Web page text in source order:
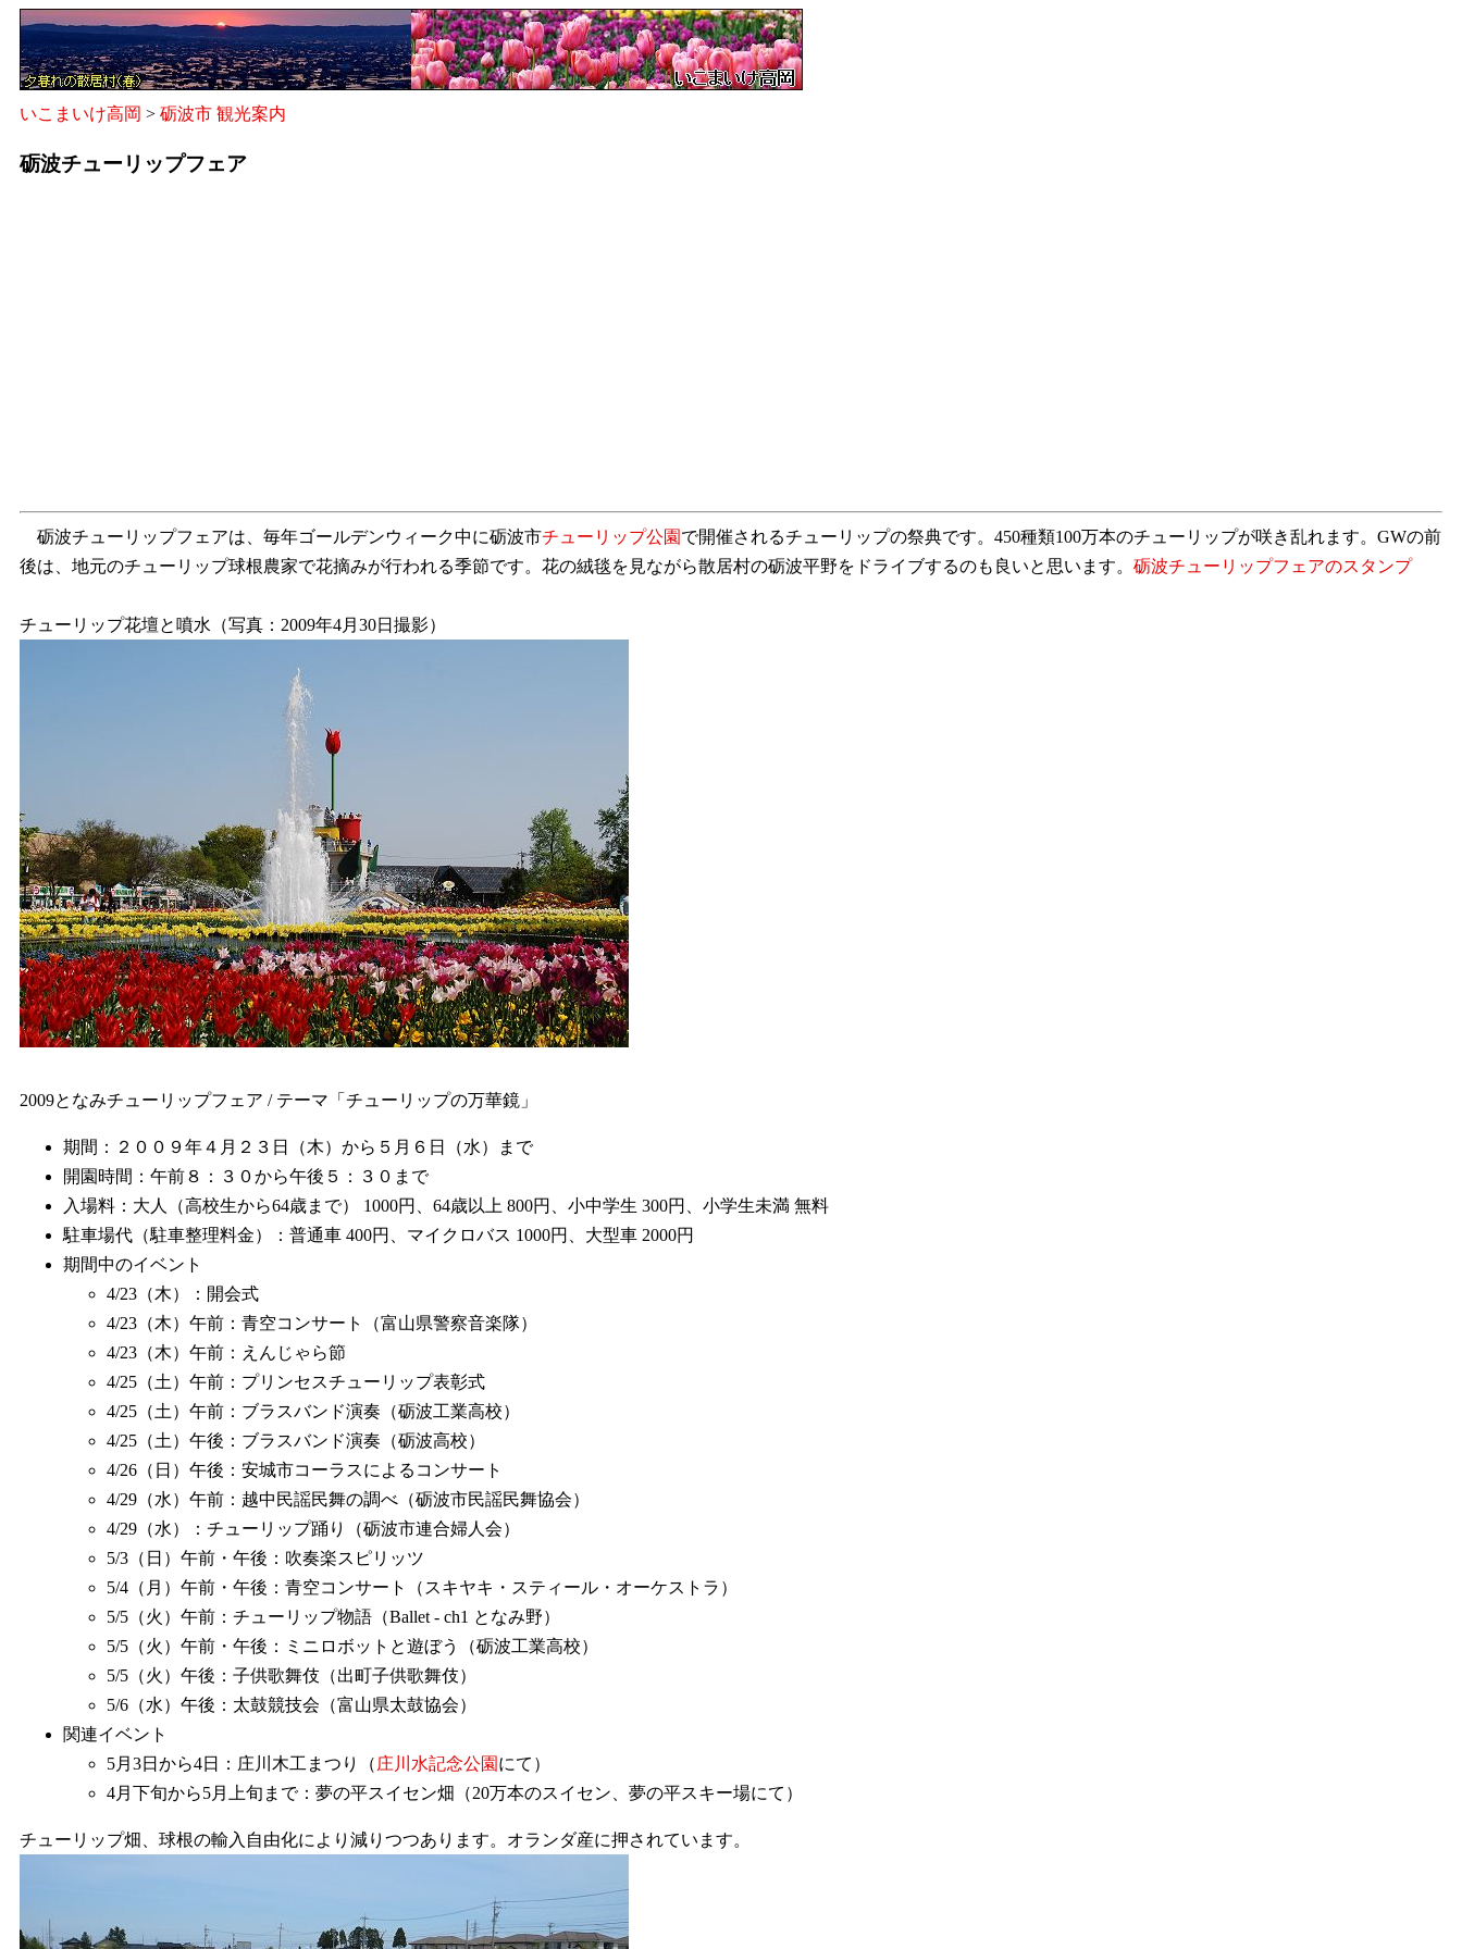
いこまいけ高岡 > 砺波市 観光案内
砺波チューリップフェア
砺波チューリップフェアは、毎年ゴールデンウィーク中に砺波市チューリップ公園 で開催されるチューリップの祭典です。450種類100万本のチューリップが咲き乱れます。GWの前
後は、地元のチューリップ球根農家で花摘みが行われる季節です。花の絨毯を見ながら散居村の砺波平野をドライブするのも良いと思います。 砺波チューリップフェアのスタンプ
チューリップ花壇と噴水（写真：2009年4月30日撮影）
2009となみチューリップフェア / テーマ「チューリップの万華鏡」
期間：２００９年４月２３日（木）から５月６日（水）まで
開園時間：午前８：３０から午後５：３０まで
入場料：大人（高校生から64歳まで） 1000円、64歳以上 800円、小中学生 300円、小学生未満 無料
駐車場代（駐車整理料金）：普通車 400円、マイクロバス 1000円、大型車 2000円
期間中のイベント
4/23（木）：開会式
4/23（木）午前：青空コンサート（富山県警察音楽隊）
4/23（木）午前：えんじゃら節
4/25（土）午前：プリンセスチューリップ表彰式
4/25（土）午前：ブラスバンド演奏（砺波工業高校）
4/25（土）午後：ブラスバンド演奏（砺波高校）
4/26（日）午後：安城市コーラスによるコンサート
4/29（水）午前：越中民謡民舞の調べ（砺波市民謡民舞協会）
4/29（水）：チューリップ踊り（砺波市連合婦人会）
5/3（日）午前・午後：吹奏楽スピリッツ
5/4（月）午前・午後：青空コンサート（スキヤキ・スティール・オーケストラ）
5/5（火）午前：チューリップ物語（Ballet - ch1 となみ野）
5/5（火）午前・午後：ミニロボットと遊ぼう（砺波工業高校）
5/5（火）午後：子供歌舞伎（出町子供歌舞伎）
5/6（水）午後：太鼓競技会（富山県太鼓協会）
関連イベント
5月3日から4日：庄川木工まつり（庄川水記念公園 にて）
4月下旬から5月上旬まで：夢の平スイセン畑（20万本のスイセン、夢の平スキー場にて）
チューリップ畑、球根の輸入自由化により減りつつあります。オランダ産に押されています。